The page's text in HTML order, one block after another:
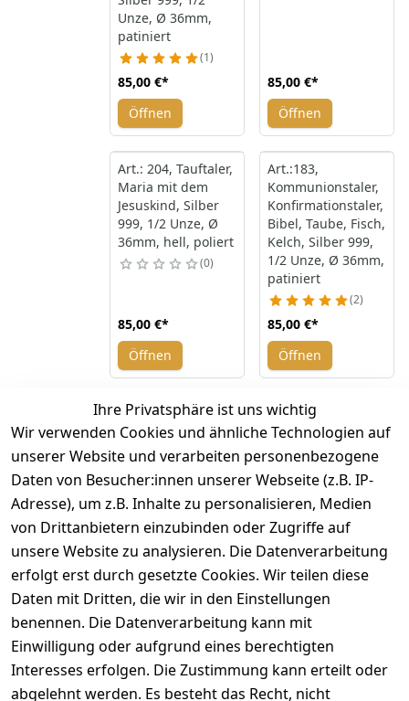
Unze, Ø 36mm,
patiniert
1
85,00 €*
Öffnen
85,00 €*
Öffnen
Art.: 204, Tauftaler,
Maria mit dem
Jesuskind, Silber
999, 1/2 Unze, Ø
36mm, hell, poliert
0
85,00 €*
Öffnen
Art.:183,
Kommunionstaler,
Konfirmationstaler,
Bibel, Taube, Fisch,
Kelch, Silber 999,
1/2 Unze, Ø 36mm,
patiniert
2
85,00 €*
Öffnen
inkl. ges. MwSt
1
Ihre Privatsphäre ist uns wichtig
Wir verwenden Cookies und ähnliche Technologien auf
unserer Website und verarbeiten personenbezogene
Daten von Besucher:innen unserer Webseite (z.B. IP-
Adresse), um z.B. Inhalte zu personalisieren, Medien
von Drittanbietern einzubinden oder Zugriffe auf
unsere Website zu analysieren. Die Datenverarbeitung
erfolgt erst durch gesetzte Cookies. Wir teilen diese
Daten mit Dritten, die wir in den Einstellungen
benennen. Die Datenverarbeitung kann mit
Einwilligung oder aufgrund eines berechtigten
Interesses erfolgen. Die Zustimmung kann erteilt oder
abgelehnt werden. Es besteht das Recht, nicht
Rechtliches
AGB
Impressum
Datenschutze
Kontakt
Kontakt
Registrieren